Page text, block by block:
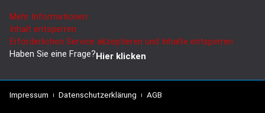
Mehr Informationen
Inhalt entsperren
Erforderlichen Service akzeptieren und Inhalte entsperren
Haben Sie eine Frage?Hier klicken
Impressum Datenschutzerklärung AGB